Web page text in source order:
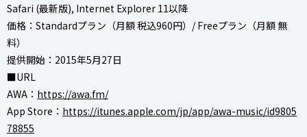
Safari (最新版), Internet Explorer 11以降
価格：Standardプラン（月額 税込960円）/ Freeプラン（月額 無
料）
提供開始：2015年5月27日
■URL
AWA： https://awa.fm/
App Store： https://itunes.apple.com/jp/app/awa-music/id9805
78855